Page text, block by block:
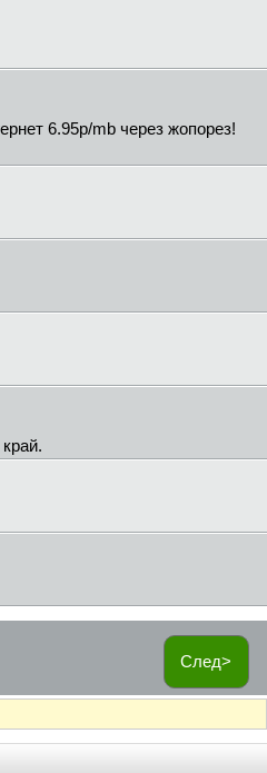
6.95р/mb через жопорез!
След>